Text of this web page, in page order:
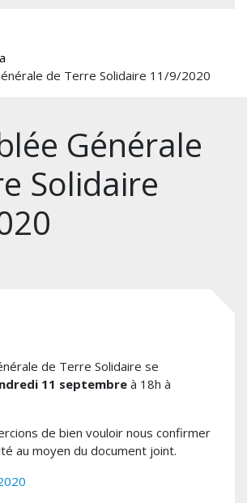
de Terre Solidaire 11/9/2020
Générale
Solidaire
de Terre Solidaire se
11 septembreà 18h à
de bien vouloir nous confirmer
au moyen du document joint.